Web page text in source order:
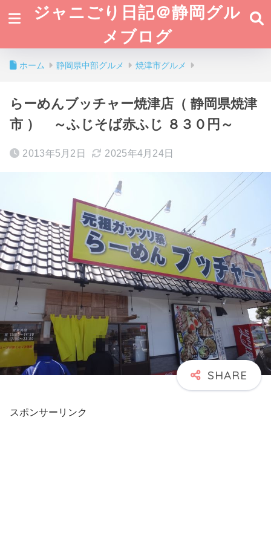
ジャニごり日記＠静岡グル
メブログ
ホーム 静岡県中部グルメ 焼津市グルメ
らーめんブッチャー焼津店（ 静岡県焼津
市 ） ～ふじそば赤ふじ ８３０円～
2013年5月2日 2025年4月24日
スポンサーリンク